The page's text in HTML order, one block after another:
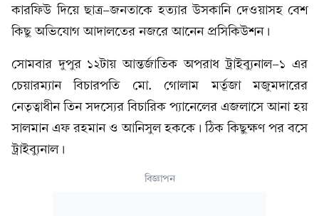
কারফিউ দিয়ে ছাত্র-জনতাকে হত্যার উসকানি দেওয়াসহ বেশ
কিছু অভিযোগ আদালতের নজরে আনেন প্রসিকিউশন।
সোমবার দুপুর ১২টায় আন্তর্জাতিক অপরাধ ট্রাইব্যুনাল-১ এর
চেয়ারম্যান বিচারপতি মো. গোলাম মর্তূজা মজুমদারের
নেতৃত্বাধীন তিন সদস্যের বিচারিক প্যানেলের এজলাসে আনা হয়
সালমান এফ রহমান ও আনিসুল হককে। ঠিক কিছুক্ষণ পর বসে
ট্রাইব্যুনাল।
বিজ্ঞাপন